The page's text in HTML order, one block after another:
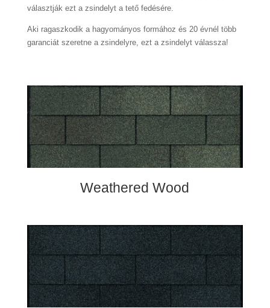
választják ezt a zsindelyt a tető fedésére.
Aki ragaszkodik a hagyományos formához és 20 évnél több
garanciát szeretne a zsindelyre, ezt a zsindelyt válassza!
Weathered Wood